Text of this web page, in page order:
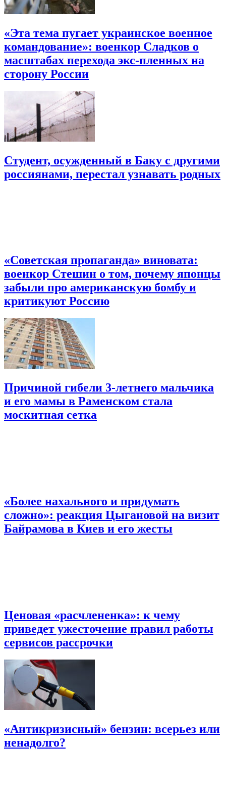
«Эта тема пугает украинское военное
командование»: военкор Сладков о
масштабах перехода экс-пленных на
сторону России
Студент, осужденный в Баку с другими
россиянами, перестал узнавать родных
«Советская пропаганда» виновата:
военкор Стешин о том, почему японцы
забыли про американскую бомбу и
критикуют Россию
Причиной гибели 3-летнего мальчика
и его мамы в Раменском стала
москитная сетка
«Более нахального и придумать
сложно»: реакция Цыгановой на визит
Байрамова в Киев и его жесты
Ценовая «расчлененка»: к чему
приведет ужесточение правил работы
сервисов рассрочки
«Антикризисный» бензин: всерьез или
ненадолго?